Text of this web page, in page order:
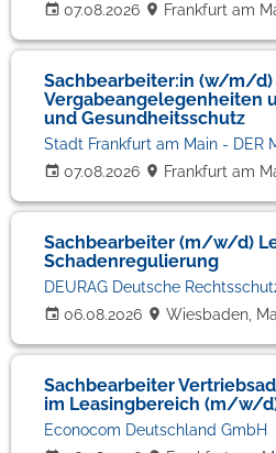
07.08.2026
Frankfurt am
Sachbearbeiter:in (w/m/d)
Vergabeangelegenheiten
und Gesundheitsschutz
07.08.2026
Stadt Frankfurt am Main - DER
Frankfurt am
Sachbearbeiter (m/w/d)
Schadenregulierung
06.08.2026
DEURAG Deutsche
Wiesbaden,
Sachbearbeiter
im Leasingbereich (m/w/
Econocom Deutschland GmbH